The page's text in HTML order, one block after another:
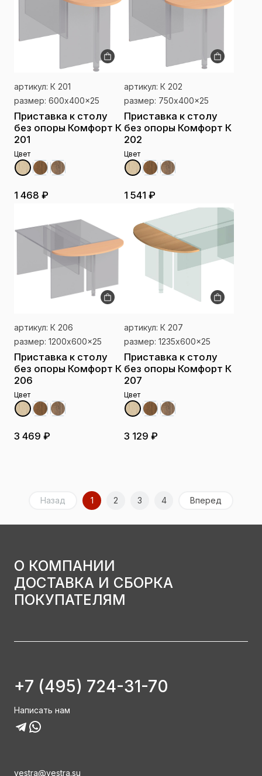
артикул: К 201
размер: 600x400x25
Приставка к столу
без опоры Комфорт К
201
Цвет
1 468 ₽
артикул: К 202
размер: 750x400x25
Приставка к столу
без опоры Комфорт К
202
Цвет
1 541 ₽
артикул: К 206
размер: 1200x600x25
Приставка к столу
без опоры Комфорт К
206
Цвет
3 469 ₽
артикул: К 207
размер: 1235x600x25
Приставка к столу
без опоры Комфорт К
207
Цвет
3 129 ₽
Назад 1 2 3 4 Вперед
О КОМПАНИИ
ДОСТАВКА И СБОРКА
ПОКУПАТЕЛЯМ
+7 (495) 724-31-70
Написать нам
vestra@vestra.su